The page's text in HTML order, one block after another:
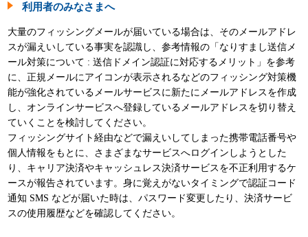
利用者のみなさまへ
大量のフィッシングメールが届いている場合は、そのメールアドレ
スが漏えいしている事実を認識し、参考情報の「なりすまし送信メ
ール対策について : 送信ドメイン認証に対応するメリット」を参考
に、正規メールにアイコンが表示されるなどのフィッシング対策機
能が強化されているメールサービスに新たにメールアドレスを作成
し、オンラインサービスへ登録しているメールアドレスを切り替え
ていくことを検討してください。
フィッシングサイト経由などで漏えいしてしまった携帯電話番号や
個人情報をもとに、さまざまなサービスへログインしようとした
り、キャリア決済やキャッシュレス決済サービスを不正利用するケ
ースが報告されています。身に覚えがないタイミングで認証コード
通知 SMS などが届いた時は、パスワード変更したり、決済サービ
スの使用履歴などを確認してください。